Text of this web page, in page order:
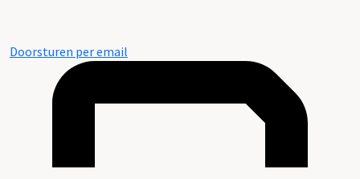
Doorsturen per email